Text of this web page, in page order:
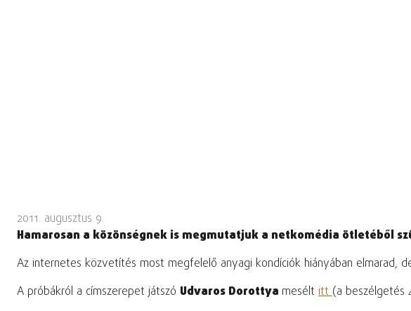
2011. augusztus 9.
Hamarosan a közönségnek is megmutatjuk a netkomédia ötletéből
Az internetes közvetítés most megfelelő anyagi kondíciók hiányában elmarad,
A próbákról a címszerepet játszó Udvaros Dorottya mesélt itt(a